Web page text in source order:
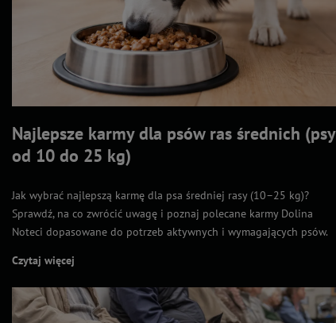
Najlepsze karmy dla psów ras średnich (psy
od 10 do 25 kg)
Jak wybrać najlepszą karmę dla psa średniej rasy (10–25 kg)?
Sprawdź, na co zwrócić uwagę i poznaj polecane karmy Dolina
Noteci dopasowane do potrzeb aktywnych i wymagających psów.
Czytaj więcej